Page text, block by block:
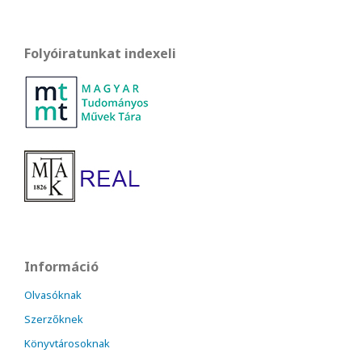
Folyóiratunkat indexeli
Információ
Olvasóknak
Szerzőknek
Könyvtárosoknak